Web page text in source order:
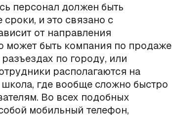
персонал должен быть
и это связано с
от направления
может быть компания по продаже
по городу, или
располагаются на
где вообще сложно быстро
Во всех подобных
мобильный телефон,